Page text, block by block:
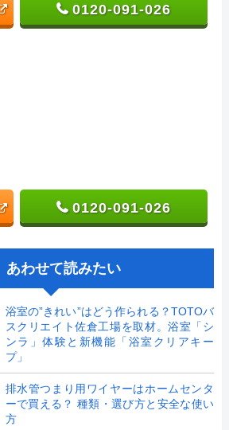
0120-091-026
0120-091-026
あわせて読みたい
浴室の”きれい”はどう作られる？TOTOバ
スクリエイト佐倉工場を取材。浴室「シ
ンラ」体験と新機能「浴室クリアキー
プ」
排水管つまり用ワイヤーはホームセンタ
ーで買える？ 種類・選び方と安全な使い
方